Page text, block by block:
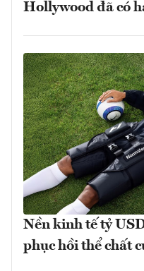
Hollywood đã có
Nền kinh tế tỷ
phục hồi thể chất